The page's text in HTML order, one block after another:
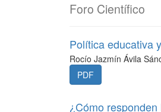
Foro Científico
Política educativa
Rocío Jazmín Ávila
PDF
¿Cómo